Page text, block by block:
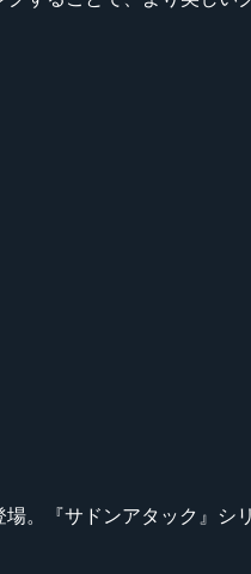
。『サドンアタック』